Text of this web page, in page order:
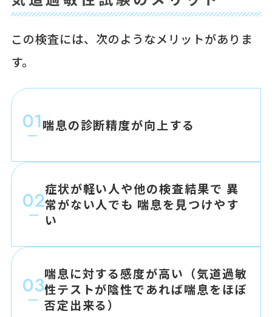
この検査には、次のようなメリットがありま
す。
01喘息の診断精度が向上する
02症状が軽い人や他の検査結果で 異
常がない人でも 喘息を見つけやす
い
03喘息に対する感度が高い（気道過敏
性テストが陰性であれば喘息をほぼ
否定出来る）